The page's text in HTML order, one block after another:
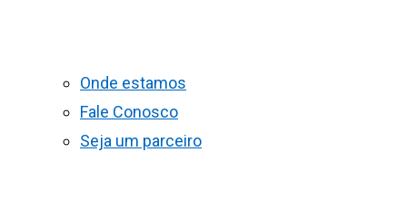
Onde estamos
Fale Conosco
Seja um parceiro